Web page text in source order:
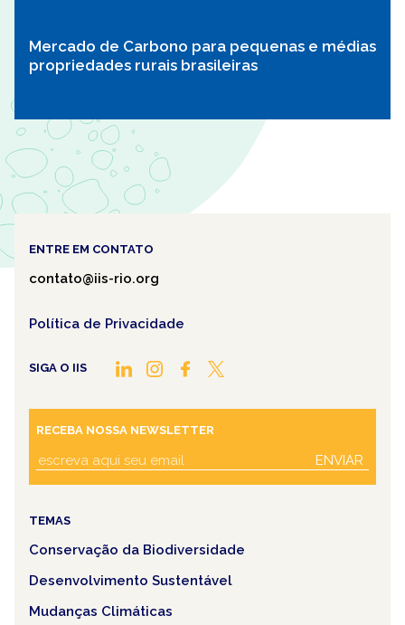
Mercado de Carbono para pequenas e médias
propriedades rurais brasileiras
ENTRE EM CONTATO
contato@iis-rio.org
Política de Privacidade
SIGA O IIS
RECEBA NOSSA NEWSLETTER
ENVIAR
TEMAS
Conservação da Biodiversidade
Desenvolvimento Sustentável
Mudanças Climáticas